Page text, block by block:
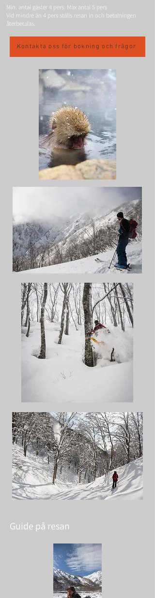
Min. antal gäster 4 pers. Max antal 5 pers
Vid mindre än 4 pers ställs resan in och betalningen
återbetalas.
Kontakta oss för bokning och frågor
Guide på resan